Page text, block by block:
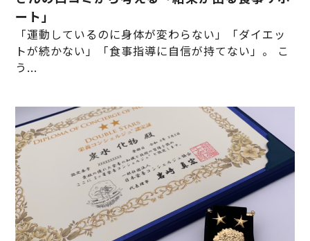
ート」
「運動しているのに身体が変わらない」「ダイエッ
トが続かない」「食事指導に自信が持てない」。 こ
う...